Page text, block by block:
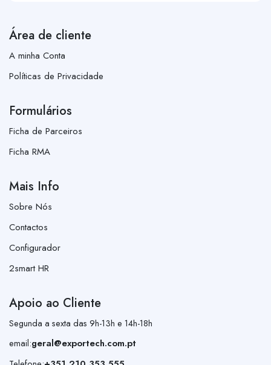
Área de cliente
A minha Conta
Políticas de Privacidade
Formulários
Ficha de Parceiros
Ficha RMA
Mais Info
Sobre Nós
Contactos
Configurador
2smart HR
Apoio ao Cliente
Segunda a sexta das 9h-13h e 14h-18h
email:geral@exportech.com.pt